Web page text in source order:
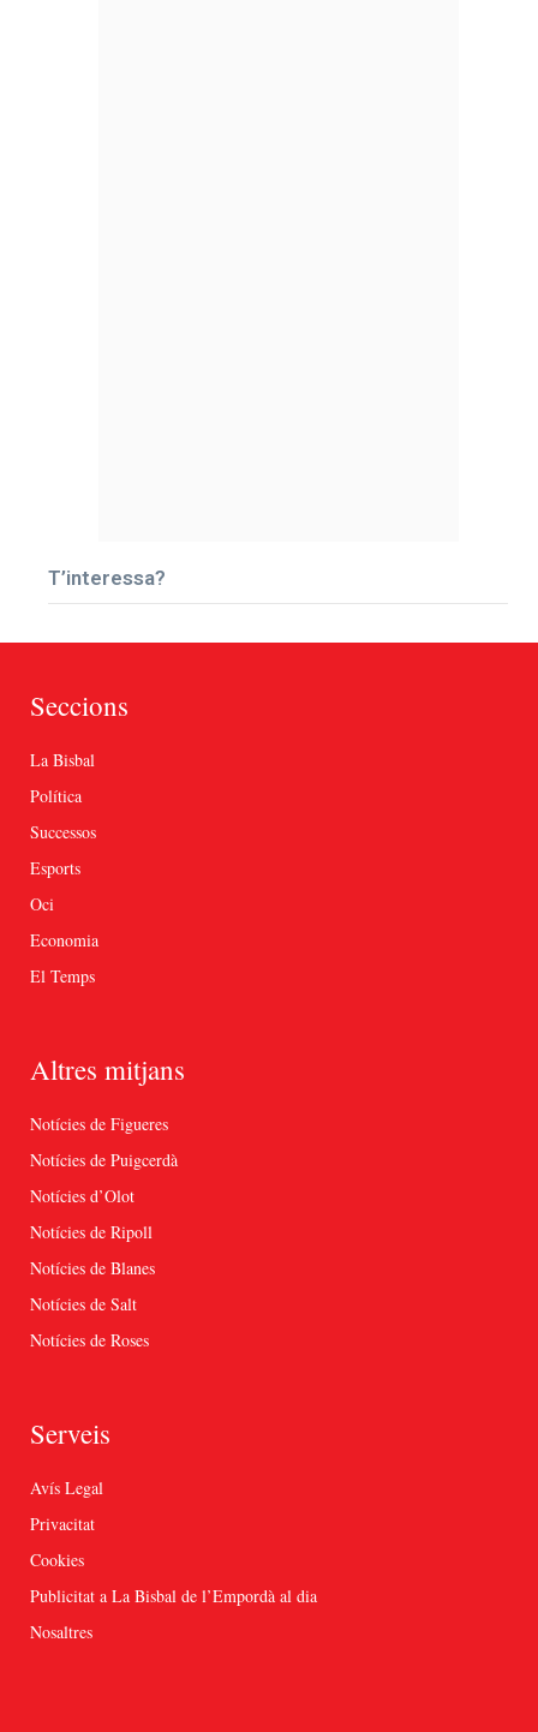
T’interessa?
Seccions
La Bisbal
Política
Successos
Esports
Oci
Economia
El Temps
Altres mitjans
Notícies de Figueres
Notícies de Puigcerdà
Notícies d’Olot
Notícies de Ripoll
Notícies de Blanes
Notícies de Salt
Notícies de Roses
Serveis
Avís Legal
Privacitat
Cookies
Publicitat a La Bisbal de l’Empordà al dia
Nosaltres